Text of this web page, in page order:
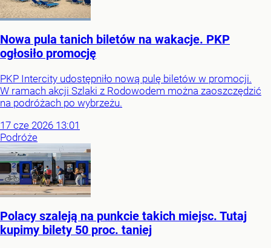
Nowa pula tanich biletów na wakacje. PKP
ogłosiło promocję
PKP Intercity udostępniło nową pulę biletów w promocji.
W ramach akcji Szlaki z Rodowodem można zaoszczędzić
na podróżach po wybrzeżu.
17 cze 2026 13:01
Podróże
Polacy szaleją na punkcie takich miejsc. Tutaj
kupimy bilety 50 proc. taniej